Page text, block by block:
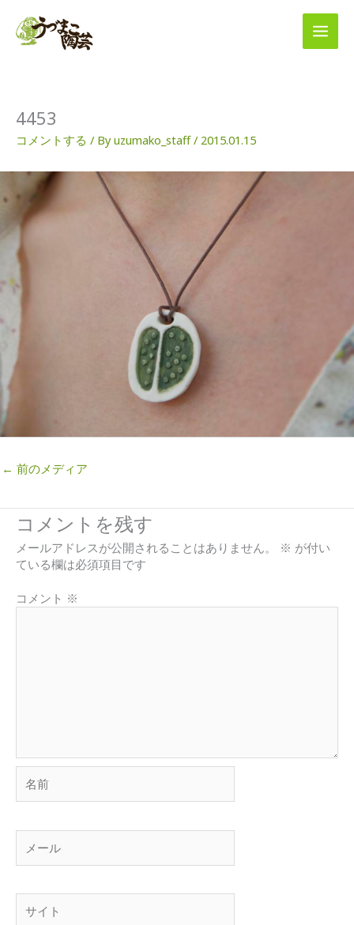
4453
コメントする / Byuzumako_staff/ 2015.01.15
← 前のメディア
コメントを残す
メールアドレスが公開されることはありません。 ※ が付い
ている欄は必須項目です
コメント ※
前
ー
ル